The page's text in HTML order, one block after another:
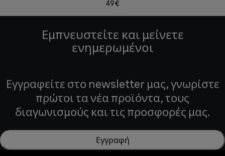
49€
Εμπνευστείτε και μείνετε
ενημερωμένοι
Εγγραφείτε στο newsletter μας, γνωρίστε
πρώτοι τα νέα προϊόντα, τους
διαγωνισμούς και τις προσφορές μας.
Εγγραφή